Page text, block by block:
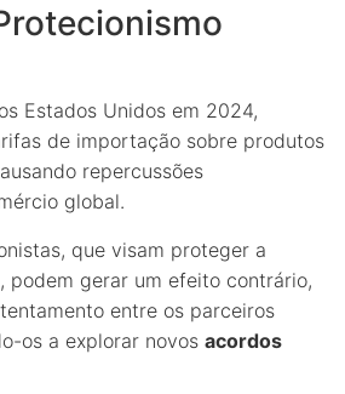
Estados Unidos em 2024,
de importação sobre produtos
repercussões
global.
que visam proteger a
podem gerar um efeito contrário,
entre os parceiros
os a explorar novos acordos